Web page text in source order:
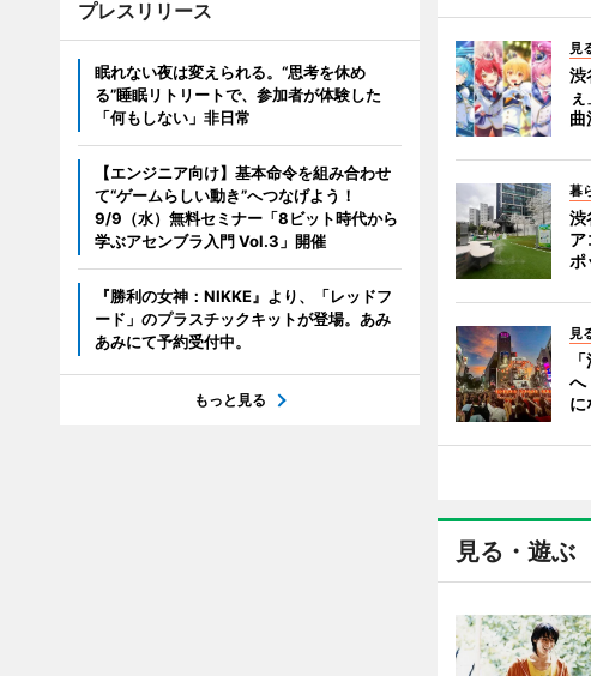
見
渋
曲
暮
渋
ア
ポ
見
へ
に
見る・遊ぶ
プレスリリース
眠れない夜は変えられる。“思考を休め
る”睡眠リトリートで、参加者が体験した
「何もしない」非日常
【エンジニア向け】基本命令を組み合わせ
て“ゲームらしい動き”へつなげよう！
9/9（水）無料セミナー「8ビット時代から
学ぶアセンブラ入門 Vol.3」開催
『勝利の女神：NIKKE』より、「レッドフ
ード」のプラスチックキットが登場。あみ
あみにて予約受付中。
もっと見る